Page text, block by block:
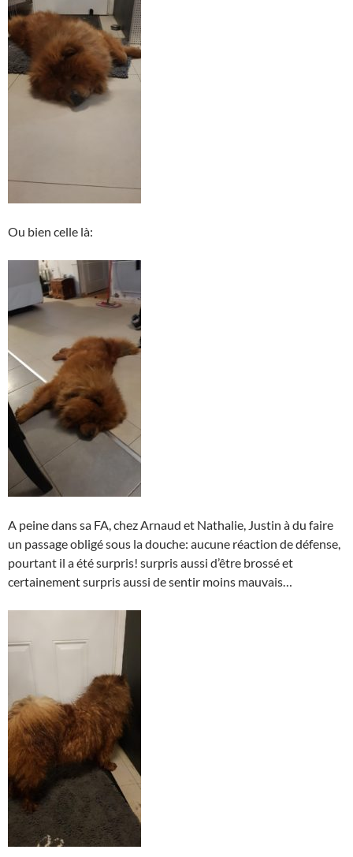
Ou bien celle là:
A peine dans sa FA, chez Arnaud et Nathalie, Justin à du faire
un passage obligé sous la douche: aucune réaction de défense,
pourtant il a été surpris! surpris aussi d’être brossé et
certainement surpris aussi de sentir moins mauvais…